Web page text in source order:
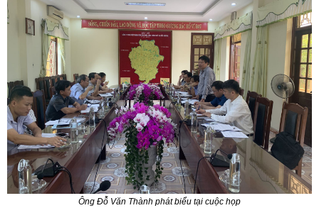
Ông Đỗ Văn Thành phát biểu tại cuộc họp